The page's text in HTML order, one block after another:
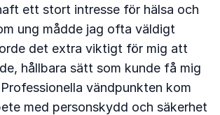
ett stort intresse för hälsa och
ung mådde jag ofta väldigt
det extra viktigt för mig att
hållbara sätt som kunde få mig
vändpunkten kom
med personskydd och säkerhet